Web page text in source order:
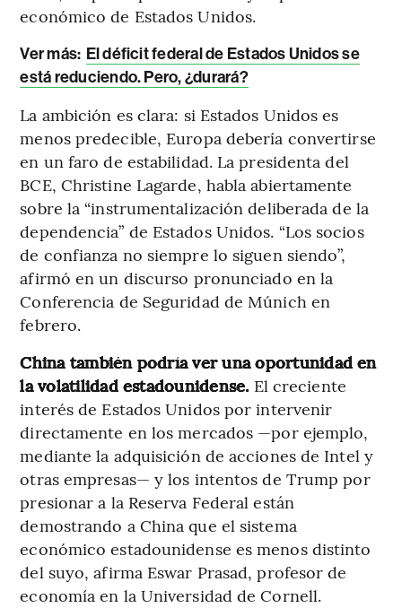
económico de Estados Unidos.
Ver más: El déficit federal de Estados Unidos se
está reduciendo. Pero, ¿durará?
La ambición es clara: si Estados Unidos es
menos predecible, Europa debería convertirse
en un faro de estabilidad. La presidenta del
BCE, Christine Lagarde, habla abiertamente
sobre la “instrumentalización deliberada de la
dependencia” de Estados Unidos. “Los socios
de confianza no siempre lo siguen siendo”,
afirmó en un discurso pronunciado en la
Conferencia de Seguridad de Múnich en
febrero.
China también podría ver una oportunidad en
la volatilidad estadounidense. El creciente
interés de Estados Unidos por intervenir
directamente en los mercados —por ejemplo,
mediante la adquisición de acciones de Intel y
otras empresas— y los intentos de Trump por
presionar a la Reserva Federal están
demostrando a China que el sistema
económico estadounidense es menos distinto
del suyo, afirma Eswar Prasad, profesor de
economía en la Universidad de Cornell.